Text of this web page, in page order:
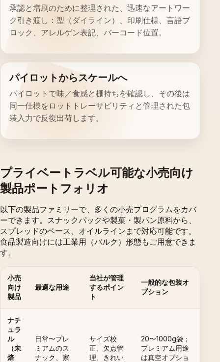
承認と増刷のために整理された、迅速なアートワー
ク引き渡し：型（ダイライン）、印刷仕様、言語ブ
ロック、アレルゲン表記、バーコード位置。
パイロットからスケールへ
パイロットで味／食感と棚持ちを確認し、その後は
同一仕様をロットトレーサビリティと管理された包
装入力で反復出荷します。
プライベートラベル可能な小売向け
製品ポートフォリオ
以下の製品ファミリーで、多くの小売プログラムをカバ
ーできます。スナックパックや製菓・製パン原料から、
スプレッドのベース、オイルラインまで対応可能です。
食品製造向けには工業用（バルク）形態もご用意できま
す。
小売
向け
製品
最適な用途
当社が管理
するポイン
ト
一般的な包装オ
プション
ナチ
ュラ
ル
（未
焙
日常〜プレ
ミアムのス
ナック、家
サイズ校
正、欠点管
理、きれい
20〜1000g袋；
プレミアム用途
は真空オプショ